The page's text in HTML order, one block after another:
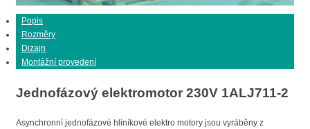
Popis
Rozměry
Dizajn
Montážní provedení
Jednofázový elektromotor 230V 1ALJ711-2
Asynchronní jednofázové hliníkové elektro motory jsou vyráběny z